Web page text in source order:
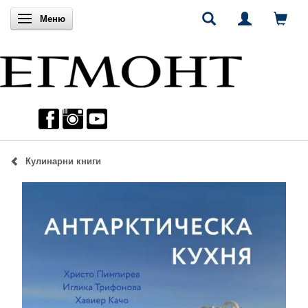
Включи навигацията
Меню
Кулинарни книги